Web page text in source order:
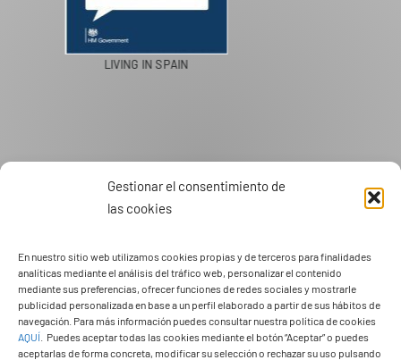
Gestionar el consentimiento de
las cookies
En nuestro sitio web utilizamos cookies propias y de terceros para finalidades
analíticas mediante el análisis del tráfico web, personalizar el contenido
mediante sus preferencias, ofrecer funciones de redes sociales y mostrarle
publicidad personalizada en base a un perfil elaborado a partir de sus hábitos de
navegación. Para más información puedes consultar nuestra política de cookies
AQUÍ
Puedes aceptar todas las cookies mediante el botón “Aceptar” o puedes
aceptarlas de forma concreta, modificar su selección o rechazar su uso pulsando
PASEOS EN CAMELLO